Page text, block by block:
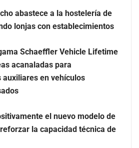
a Preply mejoran su
de objetivos, según un
abastece a la hostelería de
lonjas con establecimientos
Schaeffler Vehicle Lifetime
acanaladas para
auxiliares en vehículos
el nuevo modelo de
la capacidad técnica de